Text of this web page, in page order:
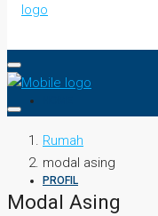
PROFIL
Rumah
modal asing
Modal Asing